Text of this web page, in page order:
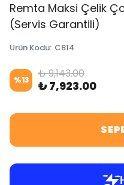
Remta Maksi Çelik
(Servis Garantili)
Ürün Kodu: CB14
%13 ₺ 9,143.00
₺ 7,923.00